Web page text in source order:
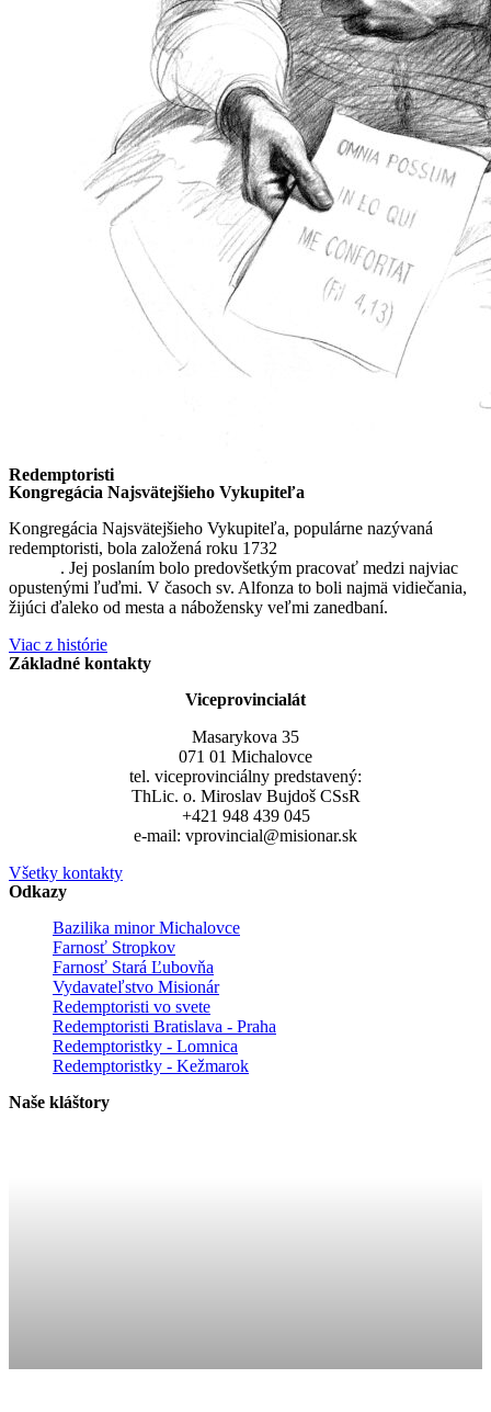
Redemptoristi
Kongregácia Najsvätejšieho Vykupiteľa
Kongregácia Najsvätejšieho Vykupiteľa, populárne nazývaná
redemptoristi, bola založená roku 1732
. Jej poslaním bolo predovšetkým pracovať medzi najviac
opustenými ľuďmi. V časoch sv. Alfonza to boli najmä vidiečania,
žijúci ďaleko od mesta a nábožensky veľmi zanedbaní.
Viac z histórie
Základné kontakty
Viceprovincialát
Masarykova 35
071 01 Michalovce
tel. viceprovinciálny predstavený:
ThLic. o. Miroslav Bujdoš CSsR
+421 948 439 045
e-mail: vprovincial@misionar.sk
Všetky kontakty
Odkazy
Bazilika minor Michalovce
Farnosť Stropkov
Farnosť Stará Ľubovňa
Vydavateľstvo Misionár
Redemptoristi vo svete
Redemptoristi Bratislava - Praha
Redemptoristky - Lomnica
Redemptoristky - Kežmarok
Naše kláštory